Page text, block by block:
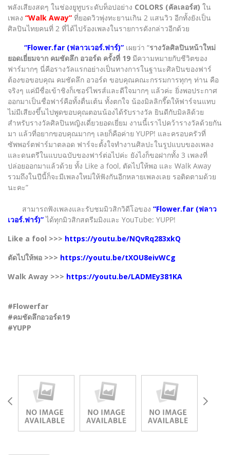
พลังเสียงสดๆ ในช่องยูทูบระดับท็อปอย่าง COLORS (คัลเลอร์ส) ใน
เพลง “Walk Away” ที่ยอดวิวพุ่งทะยานเกิน 2 แสนวิว อีกทั้งยังเป็น
ศิลปินไทยคนที่ 2 ที่ได้ไปร้องเพลงในรายการดังกล่าวอีกด้วย
“Flower.far (ฟลาวเวอร์.ฟาร์)” เผยว่า “รางวัลศิลปินหน้าใหม่
ยอดเยี่ยมจาก คมชัดลึก อวอร์ด ครั้งที่ 19 มีความหมายกับชีวิตของ
ฟาร์มากๆ นี่คือรางวัลแรกอย่างเป็นทางการในฐานะศิลปินของฟาร์
ต้องขอขอบคุณ คมชัดลึก อวอร์ด ขอบคุณคณะกรรมการทุกๆ ท่าน คือ
จริงๆ แค่มีชื่อเข้าชิงก็เซอร์ไพรส์และดีใจมากๆ แล้วค่ะ ยิ่งพอประกาศ
ออกมาเป็นชื่อฟาร์คือทั้งตื่นเต้น ทั้งตกใจ น้องมิลลิกรี๊ดให้ฟาร์จนแทบ
ไม่มีเสียงขึ้นไปพูดขอบคุณตอนน้องได้รับรางวัล ยินดีกับมิลลิด้วย
สำหรับรางวัลศิลปินหญิงเดี่ยวยอดเยี่ยม งานนี้เราไปคว้ารางวัลด้วยกัน
มา แล้วที่อยากขอบคุณมากๆ เลยก็คือค่าย YUPP! และครอบครัวที่
ซัพพอร์ตฟาร์มาตลอด ฟาร์จะตั้งใจทำงานศิลปะในรูปแบบของเพลง
และดนตรีในแบบฉบับของฟาร์ต่อไปค่ะ ยังไงก็ขอฝากทั้ง 3 เพลงที่
ปล่อยออกมาแล้วด้วย ทั้ง Like a fool, ตัดไปให้พอ และ Walk Away
รวมถึงในปีนี้ก็จะมีเพลงใหม่ให้ฟังกันอีกหลายเพลงเลย รอติดตามด้วย
นะคะ”
สามารถฟังเพลงและรับชมมิวสิกวิดีโอของ “Flower.far (ฟลาว
เวอร์.ฟาร์)” ได้ทุกมิวสิกสตรีมมิงและ YouTube: YUPP!
Like a fool >>> https://youtu.be/NQvRq283xkQ
ตัดไปให้พอ >>> https://youtu.be/tXOU8eivWCg
Walk Away >>> https://youtu.be/LADMEy381KA
#Flowerfar
#คมชัดลึกอวอร์ด19
#YUPP